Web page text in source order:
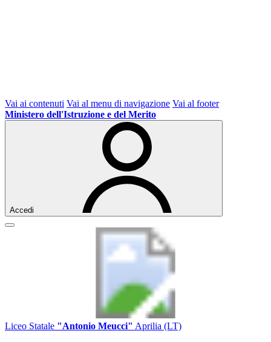
Vai ai contenuti Vai al menu di navigazione Vai al footer
Ministero dell'Istruzione e del Merito
Accedi
Liceo Statale "Antonio Meucci" Aprilia (LT)